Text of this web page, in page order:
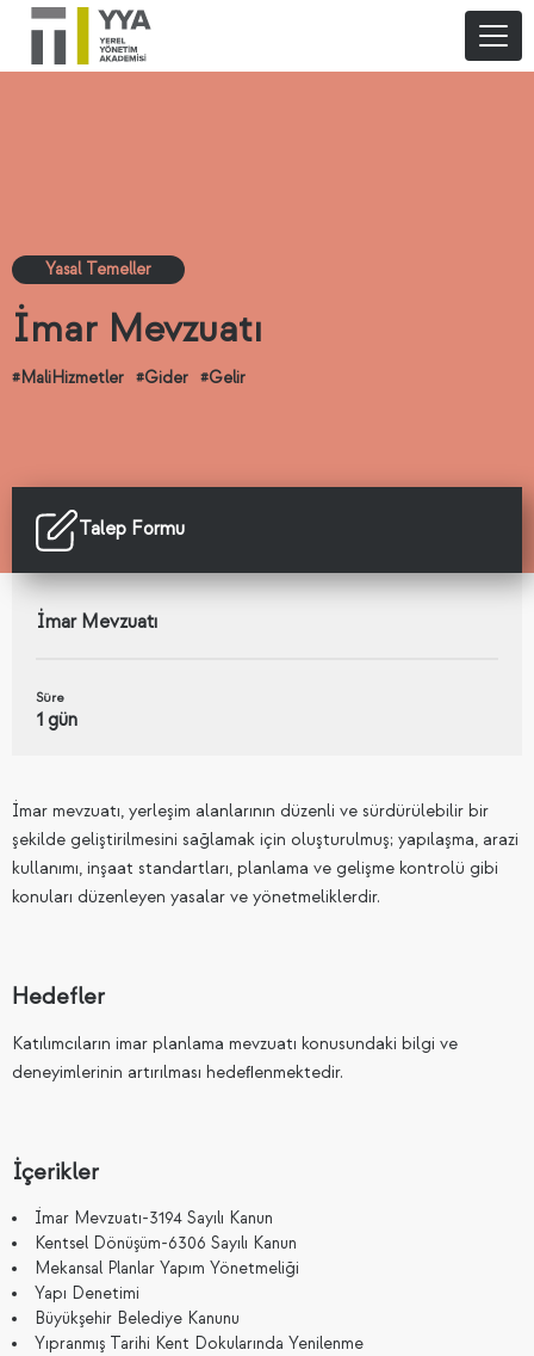
Yasal Temeller
İmar Mevzuatı
#MaliHizmetler #Gider #Gelir
Talep Formu
İmar Mevzuatı
Süre
1 gün
İmar mevzuatı, yerleşim alanlarının düzenli ve sürdürülebilir bir
şekilde geliştirilmesini sağlamak için oluşturulmuş; yapılaşma, arazi
kullanımı, inşaat standartları, planlama ve gelişme kontrolü gibi
konuları düzenleyen yasalar ve yönetmeliklerdir.
Hedefler
Katılımcıların imar planlama mevzuatı konusundaki bilgi ve
deneyimlerinin artırılması hedeﬂenmektedir.
İçerikler
İmar Mevzuatı-3194 Sayılı Kanun
Kentsel Dönüşüm-6306 Sayılı Kanun
Mekansal Planlar Yapım Yönetmeliği
Yapı Denetimi
Büyükşehir Belediye Kanunu
Yıpranmış Tarihi Kent Dokularında Yenilenme